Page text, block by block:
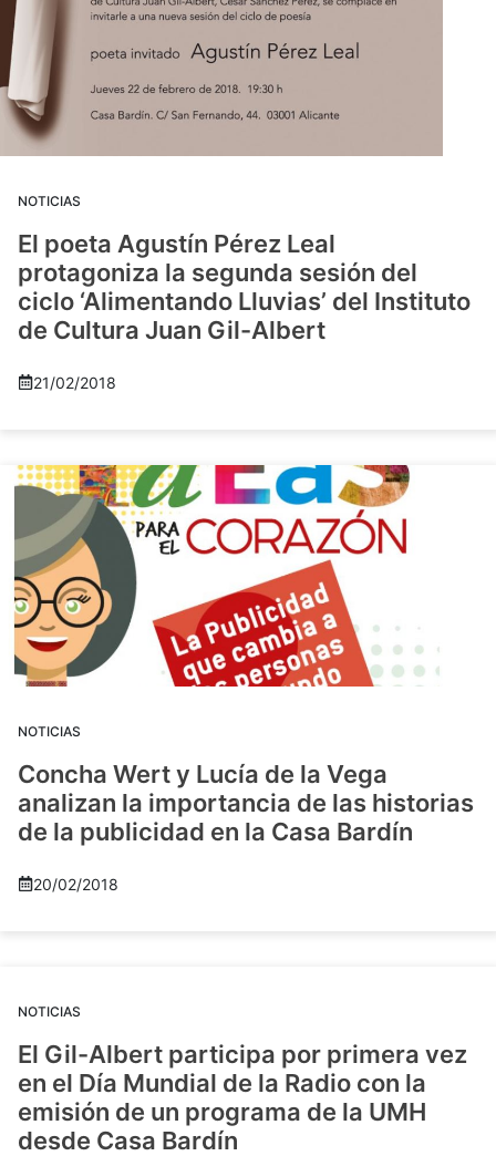
NOTICIAS
El poeta Agustín Pérez Leal
protagoniza la segunda sesión del
ciclo ‘Alimentando Lluvias’ del Instituto
de Cultura Juan Gil-Albert
21/02/2018
NOTICIAS
Concha Wert y Lucía de la Vega
analizan la importancia de las historias
de la publicidad en la Casa Bardín
20/02/2018
NOTICIAS
El Gil-Albert participa por primera vez
en el Día Mundial de la Radio con la
emisión de un programa de la UMH
desde Casa Bardín